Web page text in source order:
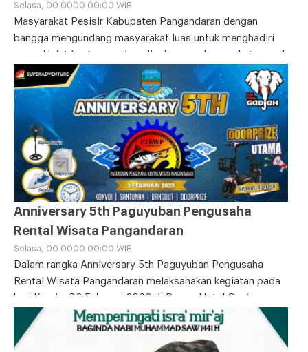
Selasa, 00 0000 00:00 WIB
Masyarakat Pesisir Kabupaten Pangandaran dengan
bangga mengundang masyarakat luas untuk menghadiri
acara Hajat Laut yang akan diselenggarakan pada tanggal
11-12 Juli 2024
Anniversary 5th Paguyuban Pengusaha
Rental Wisata Pangandaran
Selasa, 00 0000 00:00 WIB
Dalam rangka Anniversary 5th Paguyuban Pengusaha
Rental Wisata Pangandaran melaksanakan kegiatan pada
hari Kamis, 02 Februari 2023 di Depan Hotel Century
Pantai